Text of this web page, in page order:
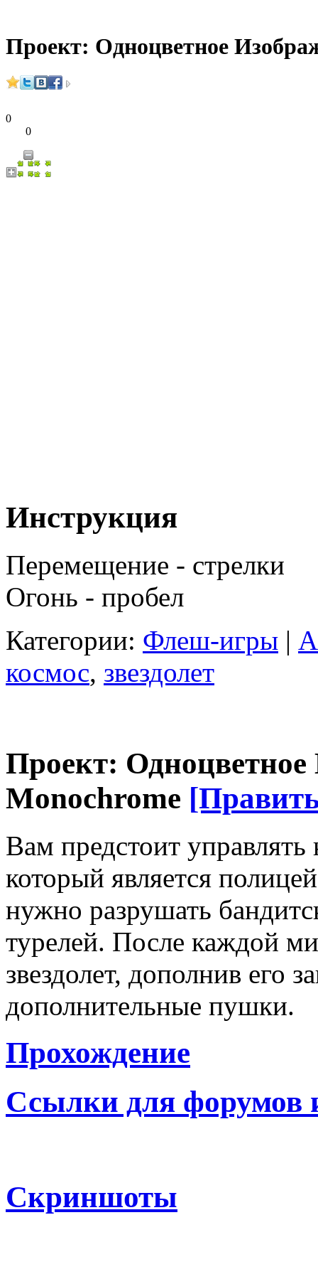
Проект: Одноцветное
0
0
Инструкция
Перемещение - стрелки
Огонь - пробел
Категории: Флеш-игры |
космос, звездолет
Проект:
Monochrome
Вам предстоит
который является
нужно разрушать
турелей. После каждой
звездолет, дополнив его
дополнительные пушки.
Прохождение
Ссылки для форумов
Скриншоты